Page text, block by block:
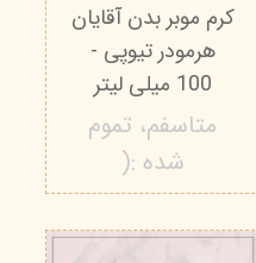
کرم موبر بدن آقایان
هرمودر تیوپی -
100 میلی لیتر
متاسفم، تموم
شده :(